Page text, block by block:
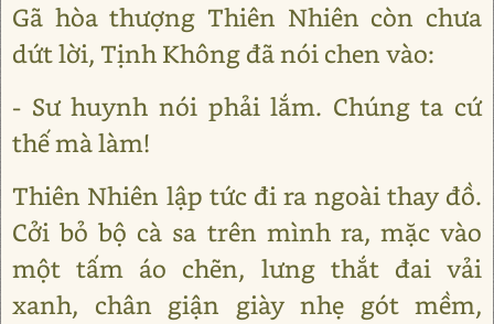
Gã hòa thượng Thiên Nhiên còn chưa
dứt lời, Tịnh Không đã nói chen vào:
- Sư huynh nói phải lắm. Chúng ta cứ
thế mà làm!
Thiên Nhiên lập tức đi ra ngoài thay đồ.
Cởi bỏ bộ cà sa trên mình ra, mặc vào
một tấm áo chẽn, lưng thắt đai vải
xanh, chân giận giày nhẹ gót mềm,